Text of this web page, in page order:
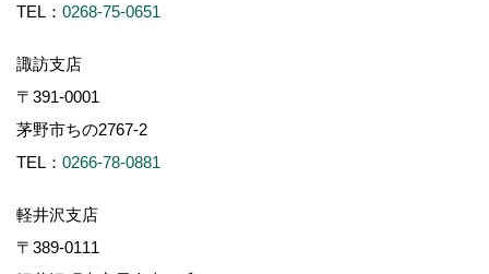
TEL： 0268-75-0651
諏訪支店
〒391-0001
茅野市ちの2767-2
TEL： 0266-78-0881
軽井沢支店
〒389-0111